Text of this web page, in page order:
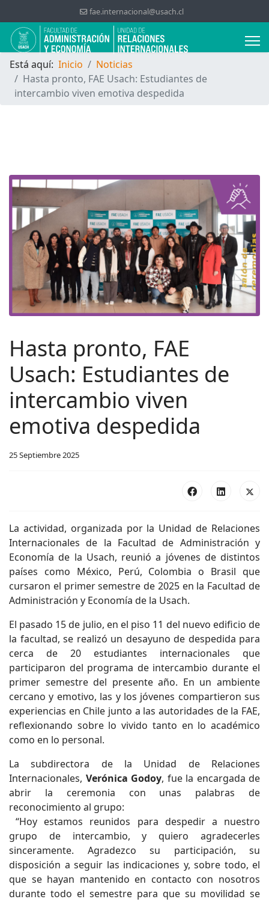
fae.internacional@usach.cl
Está aquí: Inicio
Noticias
Hasta pronto, FAE Usach: Estudiantes de
intercambio viven emotiva despedida
Hasta pronto, FAE
Usach: Estudiantes de
intercambio viven
emotiva despedida
25 Septiembre 2025
La actividad, organizada por la Unidad de Relaciones
Internacionales de la Facultad de Administración y
Economía de la Usach, reunió a jóvenes de distintos
países como México, Perú, Colombia o Brasil que
cursaron el primer semestre de 2025 en la Facultad de
Administración y Economía de la Usach.
El pasado 15 de julio, en el piso 11 del nuevo edificio de
la facultad, se realizó un desayuno de despedida para
cerca de 20 estudiantes internacionales que
participaron del programa de intercambio durante el
primer semestre del presente año. En un ambiente
cercano y emotivo, las y los jóvenes compartieron sus
experiencias en Chile junto a las autoridades de la FAE,
reflexionando sobre lo vivido tanto en lo académico
como en lo personal.
La subdirectora de la Unidad de Relaciones
Internacionales, Verónica Godoy, fue la encargada de
abrir la ceremonia con unas palabras de
reconocimiento al grupo:
“Hoy estamos reunidos para despedir a nuestro
grupo de intercambio, y quiero agradecerles
sinceramente. Agradezco su participación, su
disposición a seguir las indicaciones y, sobre todo, el
que se hayan mantenido en contacto con nosotros
durante todo el semestre para que su movilidad se